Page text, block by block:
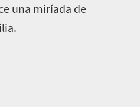
una miríada de